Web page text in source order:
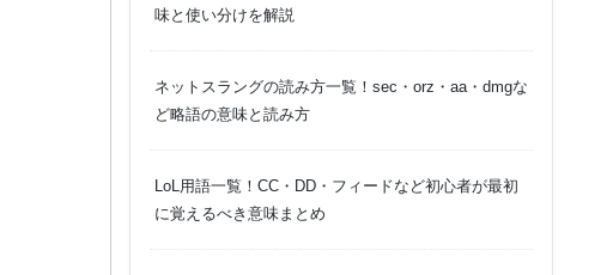
味と使い分けを解説
ネットスラングの読み方一覧！sec・orz・aa・dmgな
ど略語の意味と読み方
LoL用語一覧！CC・DD・フィードなど初心者が最初
に覚えるべき意味まとめ